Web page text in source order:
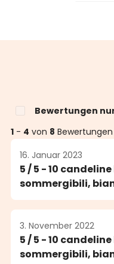
von 5 Sternen
Bewertungen
1 - 4 von 8 Bewertungen
16. Januar 2023
5 / 5 - 10
sommergibili,
3. November 2022
5 / 5 - 10
sommergibili,